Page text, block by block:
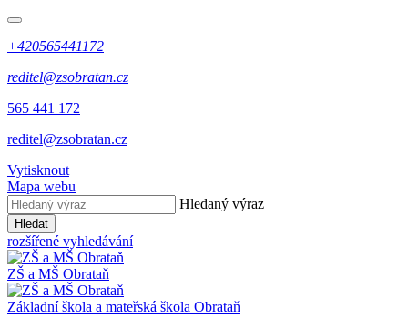
+420565441172
reditel@zsobratan.cz
565 441 172
reditel@zsobratan.cz
Vytisknout
Mapa webu
Hledaný výraz
Hledat
rozšířené vyhledávání
ZŠ a MŠ Obrataň
Základní škola a mateřská škola Obrataň